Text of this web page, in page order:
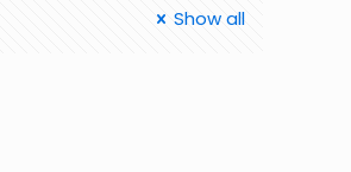
Show all